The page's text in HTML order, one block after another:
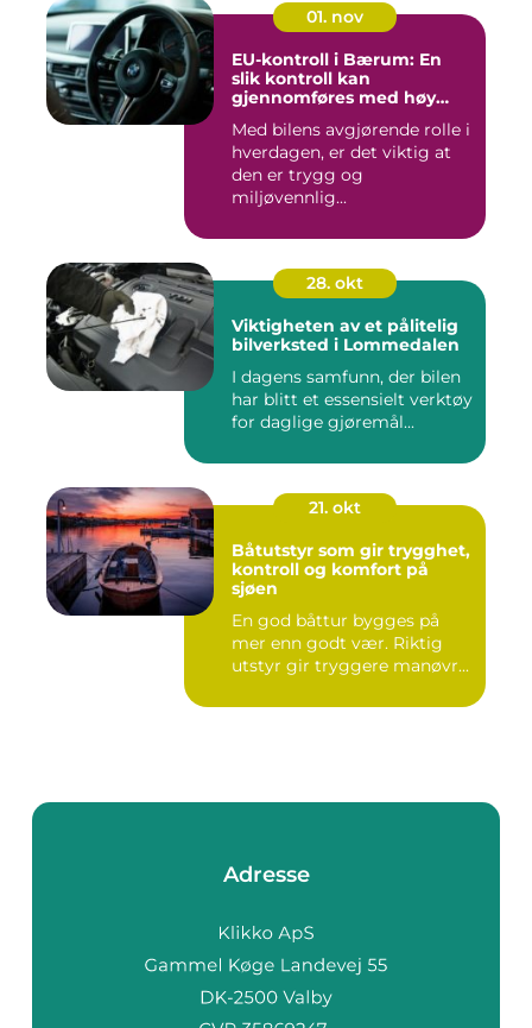
01. nov
EU-kontroll i Bærum: En
slik kontroll kan
gjennomføres med høy
Med bilens avgjørende rolle i
hverdagen, er det viktig at
den er trygg og
miljøvennlig...
28. okt
Viktigheten av et pålitelig
bilverksted i Lommedalen
I dagens samfunn, der bilen
har blitt et essensielt verktøy
for daglige gjøremål...
21. okt
Båtutstyr som gir trygghet,
kontroll og komfort på
sjøen
En god båttur bygges på
mer enn godt vær. Riktig
utstyr gir tryggere manøvr...
Adresse